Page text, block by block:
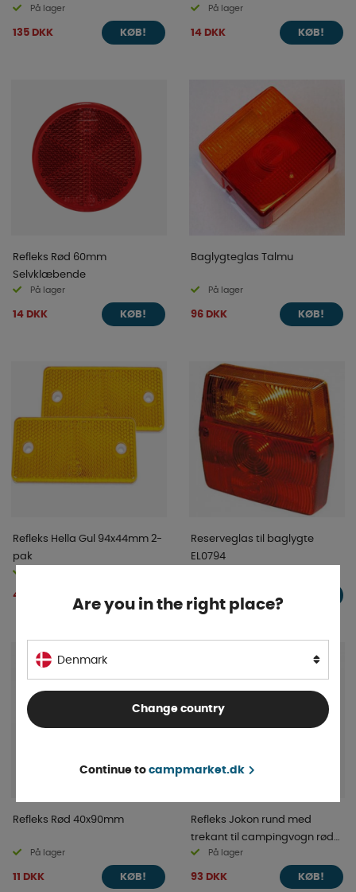
På lager
135 DKK KØB!
På lager
14 DKK KØB!
Refleks Rød 60mm
Selvklæbende
På lager
14 DKK KØB!
Baglygteglas Talmu
På lager
96 DKK KØB!
Refleks Hella Gul 94x44mm 2-
pak
47 DKK KØB!
Reserveglas til baglygte
EL0794
52 DKK
Refleks Rød 40x90mm
På lager
11 DKK KØB!
Refleks Jokon rund med
trekant til campingvogn rød
Ø155mm
På lager
93 DKK KØB!
Are you in the right place?
Denmark
Change country
Continue to campmarket.dk